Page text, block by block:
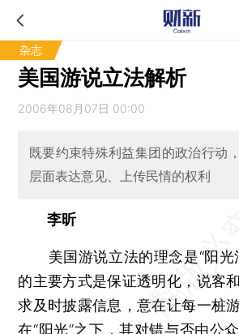
杂志
美国游说立法解析
2006年08月07日 00:00
既要约束特殊利益集团的政治行动
层面表达意见、上传民情的权利
李昕
美国游说立法的理念是“阳光
的主要方式是保证透明化，说客
求及时披露信息，意在让每一桩
在“阳光”之下，其对错与否由公